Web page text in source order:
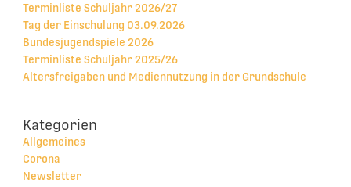
Terminliste Schuljahr 2026/27
Tag der Einschulung 03.09.2026
Bundesjugendspiele 2026
Terminliste Schuljahr 2025/26
Altersfreigaben und Mediennutzung in der Grundschule
Kategorien
Allgemeines
Corona
Newsletter